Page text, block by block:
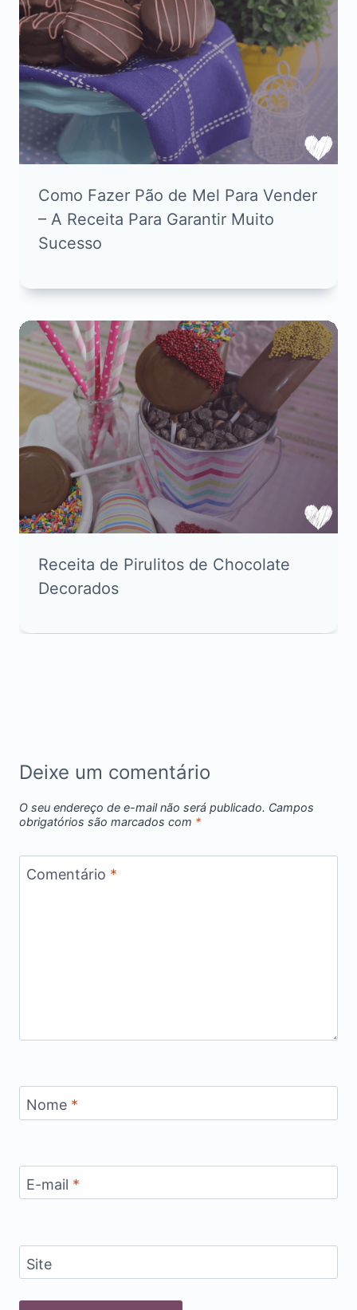
Como Fazer Pão de Mel Para Vender
– A Receita Para Garantir Muito
Sucesso
Receita de Pirulitos de Chocolate
Decorados
Deixe um comentário
O seu endereço de e-mail não será publicado. Campos
obrigatórios são marcados com *
Comentário *
Nome *
E-mail *
Site